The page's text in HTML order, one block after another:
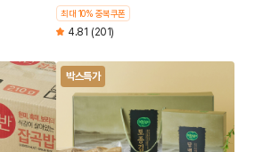
최대 10% 중복쿠폰
4.81 (201)
박스특가